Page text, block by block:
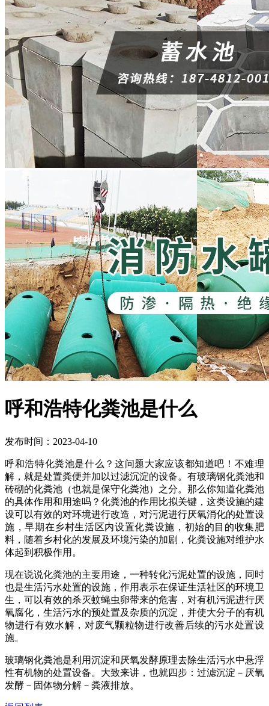
呼和浩特化粪池是什么
发布时间：2023-04-10
呼和浩特化粪池是什么？这问题大家应该都知道吧！不难理
解，就是处置粪便并加以过滤沉淀的设备。有玻璃钢化粪池和
砖砌的化粪池（也就是保守化粪池）之分。那么你知道化粪池
的具体作用和用途吗？化粪池的作用比拟关键，这类设施的建
设可以有效的对环境进行改造，对污泥进行厌氧消化的处置设
施，早期在乡村生活区内设置化粪设施，初始的目的收集肥
料，随着乡村化的发展及环境污染的加剧，化粪设施对维护水
体起到积极作用。
现在说说化粪池的主要用途，一种转化污泥处置的设施，同时
也是生活污水处置的设施，作用表示在保证生活社区的环境卫
生，可以有效的杀灭蚊蝇虫卵带来的危害，对有机污泥进行厌
氧腐化，生活污水的预处置及杂质的沉淀，并使大分子的有机
物进行有效水解，对废气颗粒物进行改善后续的污水处置设
施。
玻璃钢化粪池是利用沉淀和厌氧发酵原理去除生活污水中悬浮
性有机物的处置设备。大致来讲，也就四步：过滤沉淀－厌氧
发酵－固体物分解－粪液排放。